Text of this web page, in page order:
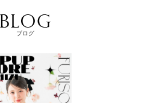
ブログ